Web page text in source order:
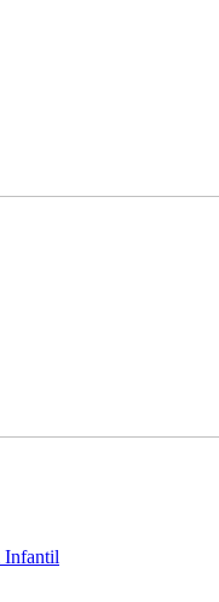
Infantil